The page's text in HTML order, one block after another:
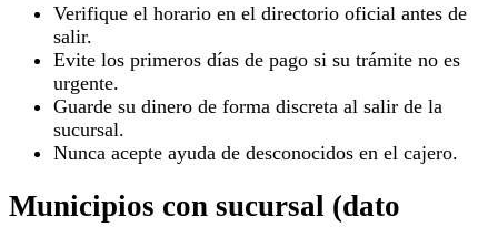
Verifique el horario en el directorio oficial antes de
salir.
Evite los primeros días de pago si su trámite no es
urgente.
Guarde su dinero de forma discreta al salir de la
sucursal.
Nunca acepte ayuda de desconocidos en el cajero.
Municipios con sucursal (dato